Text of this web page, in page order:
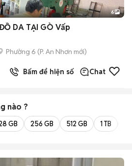
+2
6
DA TẠI GÒ Vấp
Phường 6 (P. An Nhơn mới)
Bấm để hiện số Chat
nào ?
GB 256 GB 512 GB 1 TB